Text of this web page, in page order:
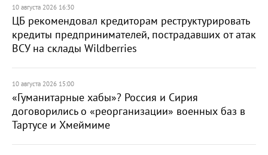
10 августа 2026 16:30
ЦБ рекомендовал кредиторам реструктурировать
кредиты предпринимателей, пострадавших от атак
ВСУ на склады Wildberries
10 августа 2026 15:00
«Гуманитарные хабы»? Россия и Сирия
договорились о «реорганизации» военных баз в
Тартусе и Хмеймиме